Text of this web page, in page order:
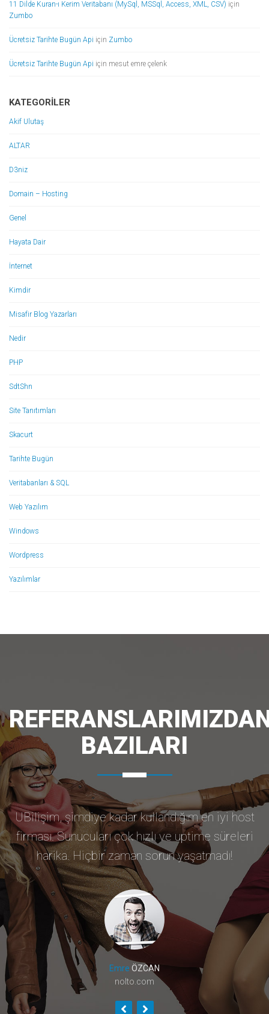
11 Dilde Kuran-ı Kerim Veritabanı (MySql, MSSql, Access, XML, CSV) için
Zumbo
Ücretsiz Tarihte Bugün Api için Zumbo
Ücretsiz Tarihte Bugün Api için mesut emre çelenk
KATEGORILER
Akif Ulutaş
ALTAR
D3niz
Domain – Hosting
Genel
Hayata Dair
İnternet
Kimdir
Misafir Blog Yazarları
Nedir
PHP
SdtShn
Site Tanıtımları
Skacurt
Tarihte Bugün
Veritabanları & SQL
Web Yazılım
Windows
Wordpress
Yazılımlar
BAZILARI
UBilişim, şimdiye kadar kullandığım en iyi host
firması. Sunucuları çok hızlı ve uptime süreleri
harika. Hiçbir zaman sorun yaşatmadı!
Emre ÖZCAN
nolto.com